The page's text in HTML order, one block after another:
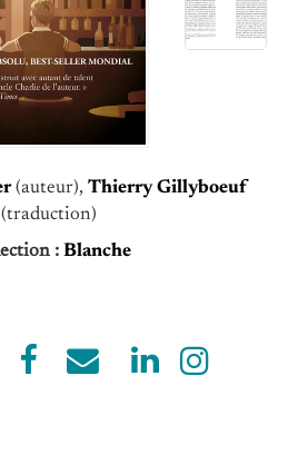
(auteur), Thierry Gillyboeuf
(traduction)
: Blanche